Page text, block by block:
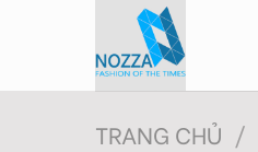
TRANG CHỦ /